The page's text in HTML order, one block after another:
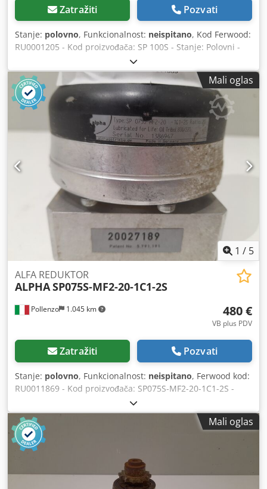
Zatražiti Pozvati
Stanje: polovno, Funkcionalnost: neispitano, Kod Ferwood:
RU0001205 - Kod proizvođača: SP 100S - Stanje: Polovni -
Funkcionalnost: Nije testirano - Ukoliko ste zainteresovani,
molimo Vas da nas kontaktirate. Dcodpev Du Apsfx Amkok
Mali oglas
1 / 5
Pollenzo 1.045 km
ALFA REDUKTOR
ALPHASP075S-MF2-20-1C1-2S
480 €
VB plus PDV
Zatražiti Pozvati
Stanje: polovno, Funkcionalnost: neispitano, Ferwood kod:
RU0011869 - Kod proizvođača: SP075S-MF2-20-1C1-2S -
Stanje: Polovno - Funkcionalnost: Nije testirano -
Kompatibilnost sa mašinom: - Ako ste zainteresovani,
nudimo uslugu revizije, kontaktirajte nas. 4KG 36X26X21
Dcedpsymd Iwofx Amksk
Mali oglas